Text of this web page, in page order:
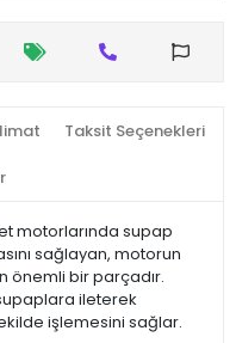
Taksit Seçenekleri
motorlarında supap
sağlayan, motorun
önemli bir parçadır.
ileterek
işlemesini sağlar.